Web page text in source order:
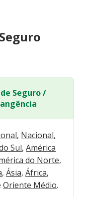
Seguro /
, Nacional,
Sul, América
do Norte,
, Ásia, África,
Oriente Médio.